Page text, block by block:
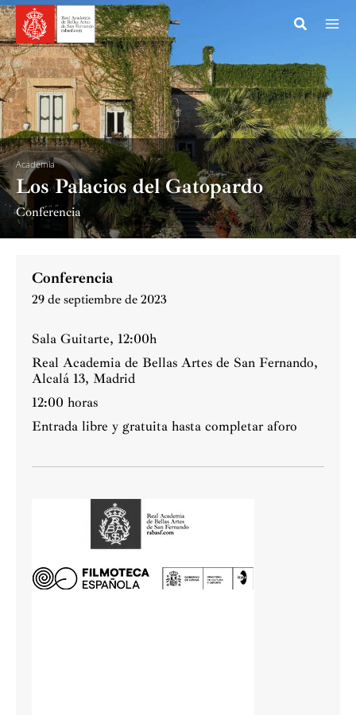
Ir
al
contenido
Academia
Los Palacios del Gatopardo
Conferencia
Conferencia
29 de septiembre de 2023
Sala Guitarte, 12:00h
Real Academia de Bellas Artes de San Fernando,
Alcalá 13, Madrid
12:00 horas
Entrada libre y gratuita hasta completar aforo